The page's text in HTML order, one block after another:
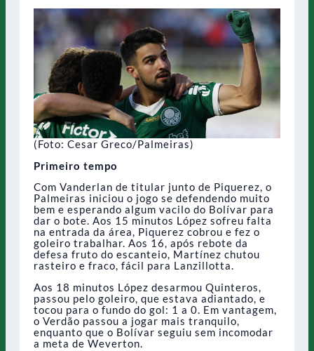
(Foto: Cesar Greco/Palmeiras)
Primeiro tempo
Com Vanderlan de titular junto de Piquerez, o
Palmeiras iniciou o jogo se defendendo muito
bem e esperando algum vacilo do Bolívar para
dar o bote. Aos 15 minutos López sofreu falta
na entrada da área, Piquerez cobrou e fez o
goleiro trabalhar. Aos 16, após rebote da
defesa fruto do escanteio, Martínez chutou
rasteiro e fraco, fácil para Lanzillotta.
Aos 18 minutos López desarmou Quinteros,
passou pelo goleiro, que estava adiantado, e
tocou para o fundo do gol: 1 a 0. Em vantagem,
o Verdão passou a jogar mais tranquilo,
enquanto que o Bolívar seguiu sem incomodar
a meta de Weverton.